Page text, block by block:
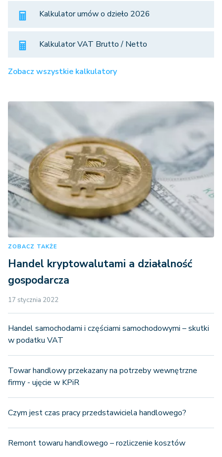
Kalkulator umów o dzieło 2026
Kalkulator VAT Brutto / Netto
Zobacz wszystkie kalkulatory
ZOBACZ TAKŻE
Handel kryptowalutami a działalność
gospodarcza
17 stycznia 2022
Handel samochodami i częściami samochodowymi – skutki
w podatku VAT
Towar handlowy przekazany na potrzeby wewnętrzne
firmy - ujęcie w KPiR
Czym jest czas pracy przedstawiciela handlowego?
Remont towaru handlowego – rozliczenie kosztów